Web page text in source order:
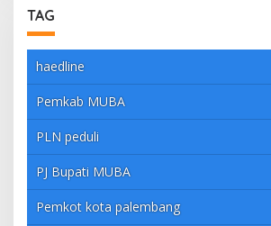
TAG
haedline
Pemkab MUBA
PLN peduli
PJ Bupati MUBA
Pemkot kota palembang